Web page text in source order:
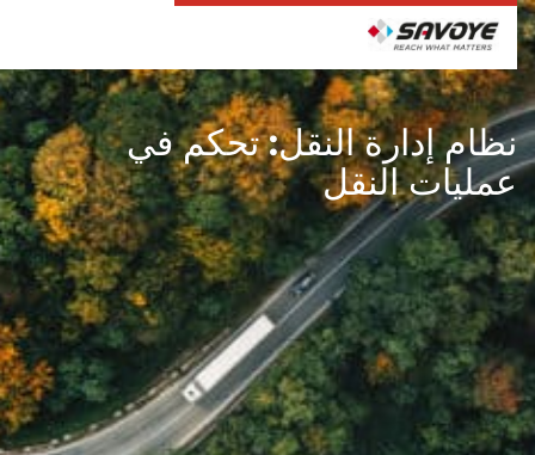
HOME
نظام إدارة النقل: تحكم في
عمليات النقل